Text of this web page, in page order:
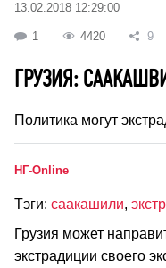
13.02.2018 12:29:00
1 4420 9
ГРУЗИЯ:
Политика могут
НГ-Online
Тэги: саакашили,
Грузия может
экстрадиции своего